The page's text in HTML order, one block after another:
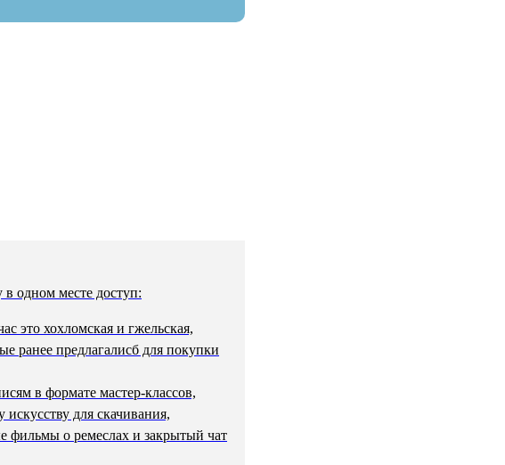
в одном месте доступ:
это хохломская и гжельская,
ранее предлагалисб для покупки
в формате мастер-классов,
для скачивания,
фильмы о ремеслах и закрытый чат